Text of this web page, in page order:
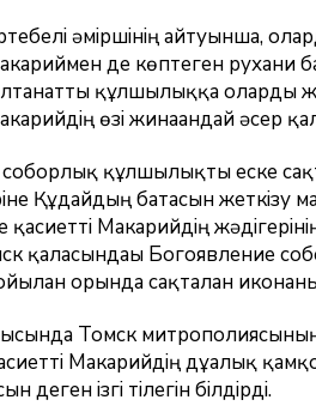
әміршінің айтуынша,
де көптеген рухани
құлшылыққа оларды
өзі жинағандай әсер
құлшылықты еске
Құдайдың батасын жеткізу
қасиетті Макарийдің
қаласындағы Богоявление
орында сақталған
Томск
Макарийдің дұғалық
деген ізгі тілегін білдірді.